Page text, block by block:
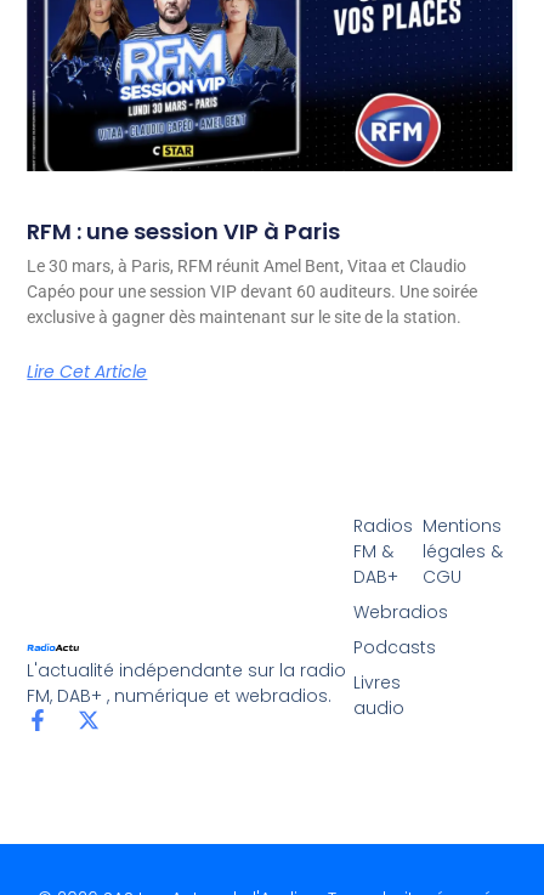
RFM : une session VIP à Paris
Le 30 mars, à Paris, RFM réunit Amel Bent, Vitaa et Claudio
Capéo pour une session VIP devant 60 auditeurs. Une soirée
exclusive à gagner dès maintenant sur le site de la station.
Lire Cet Article
L'actualité indépendante sur la radio
FM, DAB+ , numérique et webradios.
Radios
FM &
DAB+
Webradios
Podcasts
Livres
audio
Mentions
légales &
CGU